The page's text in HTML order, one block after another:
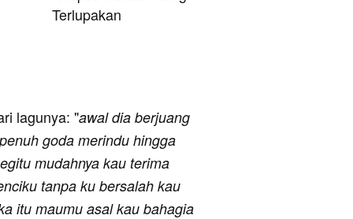
lagunya: "awal dia berjuang
goda merindu hingga
mudahnya kau terima
tanpa ku bersalah kau
itu maumu asal kau bahagia